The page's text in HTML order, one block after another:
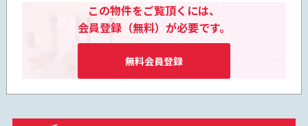
この物件をご覧頂くには、
会員登録（無料）が必要です。
無料会員登録